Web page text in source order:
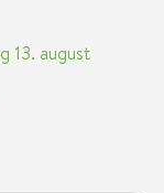
13. august